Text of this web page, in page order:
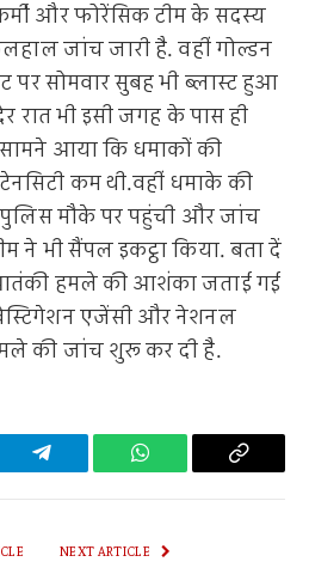
और फोरेंसिक टीम के सदस्य
जांच जारी है. वहीं गोल्डन
पर सोमवार सुबह भी ब्लास्ट हुआ
रात भी इसी जगह के पास ही
आया कि धमाकों की
कम थी.वहीं धमाके की
मौके पर पहुंची और जांच
ने भी सैंपल इकट्ठा किया. बता दें
हमले की आशंका जताई गई
एजेंसी और नेशनल
की जांच शुरू कर दी है.
Telegram WhatsApp Copy
NEXT ARTICLE